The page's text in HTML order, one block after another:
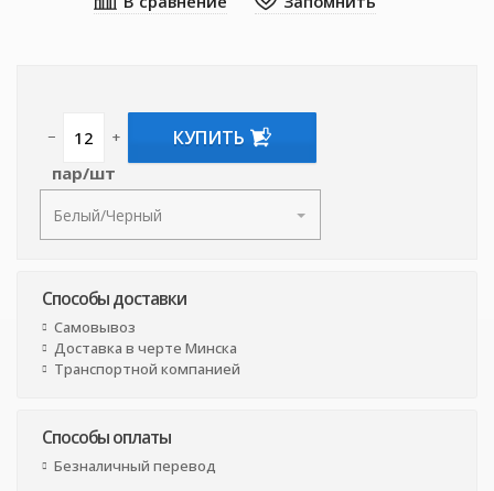
− +
пар/шт
КУПИТЬ
Способы доставки
Самовывоз
Доставка в черте Минска
Транспортной компанией
Способы оплаты
Безналичный перевод